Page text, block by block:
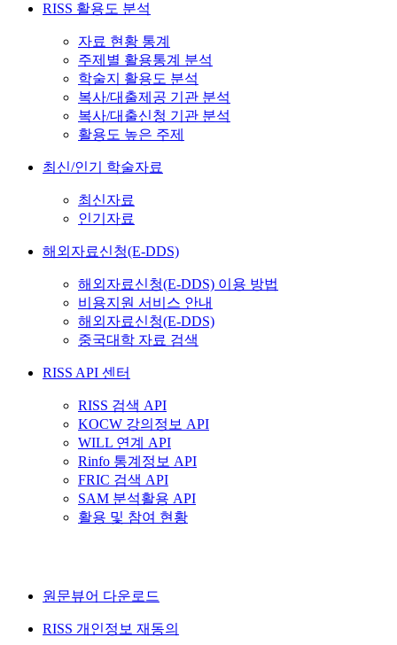
RISS 활용도 분석
자료 현황 통계
주제별 활용통계 분석
학술지 활용도 분석
복사/대출제공 기관 분석
복사/대출신청 기관 분석
활용도 높은 주제
최신/인기 학술자료
최신자료
인기자료
해외자료신청(E-DDS)
해외자료신청(E-DDS) 이용 방법
비용지원 서비스 안내
해외자료신청(E-DDS)
중국대학 자료 검색
RISS API 센터
RISS 검색 API
KOCW 강의정보 API
WILL 연계 API
Rinfo 통계정보 API
FRIC 검색 API
SAM 분석활용 API
활용 및 참여 현황
원문뷰어 다운로드
RISS 개인정보 재동의